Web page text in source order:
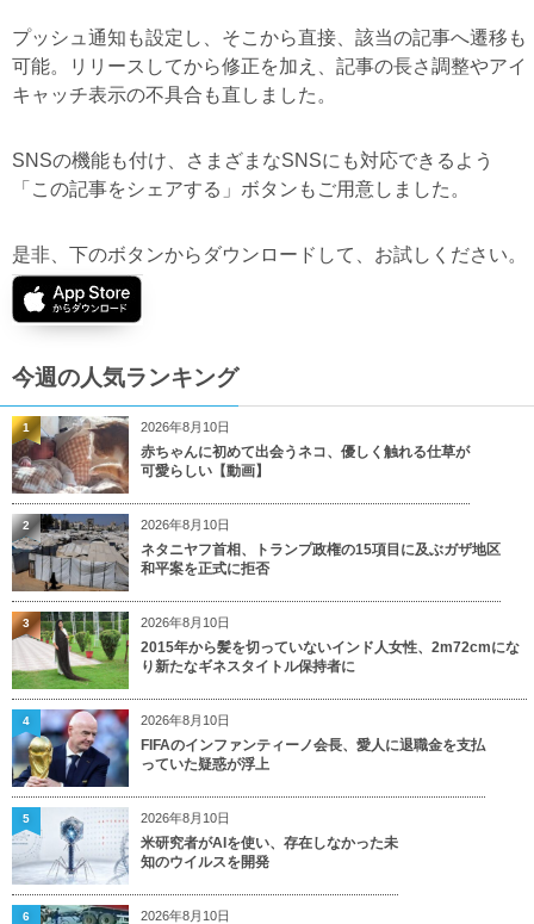
プッシュ通知も設定し、そこから直接、該当の記事へ遷移も
可能。リリースしてから修正を加え、記事の長さ調整やアイ
キャッチ表示の不具合も直しました。
SNSの機能も付け、さまざまなSNSにも対応できるよう
「この記事をシェアする」ボタンもご用意しました。
是非、下のボタンからダウンロードして、お試しください。
今週の人気ランキング
2026年8月10日
赤ちゃんに初めて出会うネコ、優しく触れる仕草が
可愛らしい【動画】
1
2026年8月10日
ネタニヤフ首相、トランプ政権の15項目に及ぶガザ地区
和平案を正式に拒否
2
2026年8月10日
2015年から髪を切っていないインド人女性、2m72cmにな
り新たなギネスタイトル保持者に
3
2026年8月10日
FIFAのインファンティーノ会長、愛人に退職金を支払
っていた疑惑が浮上
4
2026年8月10日
米研究者がAIを使い、存在しなかった未
知のウイルスを開発
5
2026年8月10日
6